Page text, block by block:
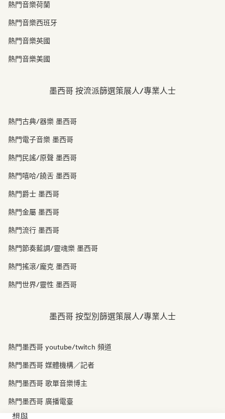
熱門音樂荷蘭
熱門音樂西班牙
熱門音樂英國
熱門音樂美國
墨西哥 按流派篩選策展人/專業人士
熱門古典/器樂 墨西哥
熱門電子音樂 墨西哥
熱門民謠/原聲 墨西哥
熱門嘻哈/饒舌 墨西哥
熱門爵士 墨西哥
熱門金屬 墨西哥
熱門流行 墨西哥
熱門節奏藍調/靈魂樂 墨西哥
熱門搖滾/龐克 墨西哥
熱門世界/靈性 墨西哥
墨西哥 按型別篩選策展人/專業人士
熱門墨西哥 youtube/twitch 頻道
熱門墨西哥 媒體機構／記者
熱門墨西哥 歌單音樂博主
熱門墨西哥 廣播電臺
想與